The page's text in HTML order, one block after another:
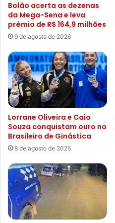
Bolão acerta as dezenas
da Mega-Sena e leva
prêmio de R$ 164,9 milhões
9 de agosto de 2026
Lorrane Oliveira e Caio
Souza conquistam ouro no
Brasileiro de Ginástica
8 de agosto de 2026